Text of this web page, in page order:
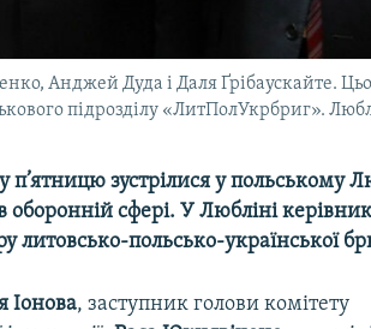
Анджей Дуда і Даля Ґрібаускайте.
підрозділу «ЛитПолУкрбриг».
зустрілися у польському
сфері. У Любліні
литовсько-польсько-української
Іонова, заступник голови комітету